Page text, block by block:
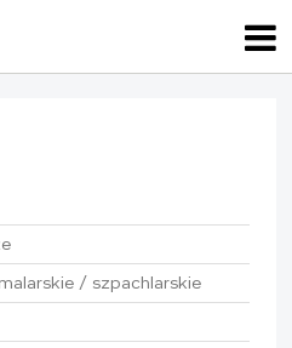
/ szpachlarskie